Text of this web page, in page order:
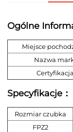
Ogólne
Miejsce
Nazwa
Specyfikacje：
Rozmiar czubka
FPZ2